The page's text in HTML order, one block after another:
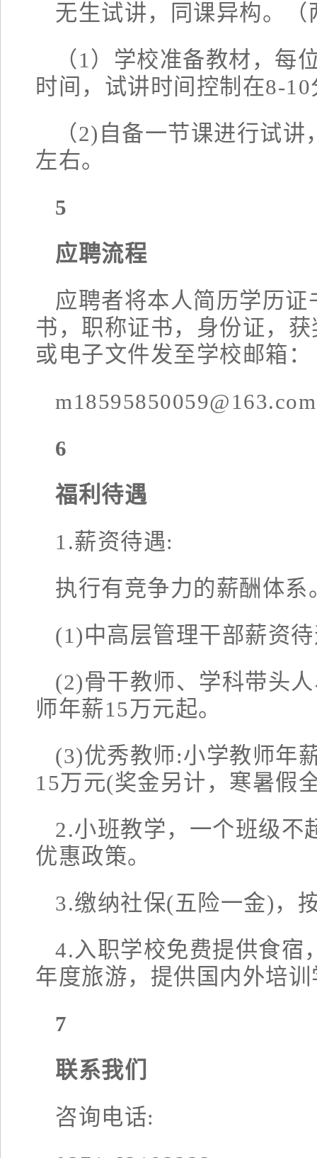
无生试讲，同课异构。（
（1）学校准备教材，每
时间，试讲时间控制在8-
（2)自备一节课进行试
左右。
5
应聘流程
应聘者将本人简历学历
书，职称证书，身份证，
或电子文件发至学校邮箱：
m18595850059@163.com
6
福利待遇
1.薪资待遇:
执行有竞争力的薪酬体系
(1)中高层管理干部薪资
(2)骨干教师、学科带头
师年薪15万元起。
(3)优秀教师:小学教师年
15万元(奖金另计，寒暑假
2.小班教学，一个班级不
优惠政策。
3.缴纳社保(五险一金)，
4.入职学校免费提供食宿
年度旅游，提供国内外培
7
联系我们
咨询电话: